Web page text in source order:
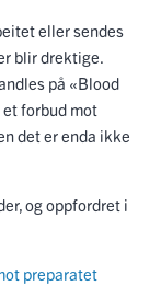
eller sendes
blir drektige.
på «Blood
forbud mot
det er enda ikke
og oppfordret i
preparatet